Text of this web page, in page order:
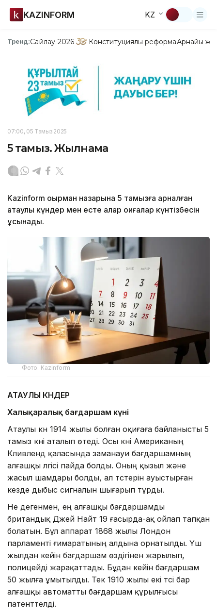
KAZINFORM KZ
Тренд:Сайлау-2026 Конституциялық реформаАрнайы
07:00, 05 Тамыз 2025
5 тамыз. Жылнама
Kazinform оқырман назарына 5 тамызға арналған
атаулы күндер мен есте қалар оқиғалар күнтізбесін
ұсынады.
Фото: Kazinform
АТАУЛЫ КҮНДЕР
Халықаралық бағдаршам күні
Атаулы күн 1914 жылы болған оқиғаға байланысты 5
тамыз күні аталып өтеді. Осы күні Американың
Кливленд қаласында заманауи бағдаршамның
алғашқы үлгісі пайда болды. Оның қызыл және
жасыл шамдары болды, ал түстерін ауыстырған
кезде дыбыс сигналын шығарып тұрды.
Не дегенмен, ең алғашқы бағдаршамды
британдық Джей Найт 19 ғасырда-ақ ойлап тапқан
болатын. Бұл аппарат 1868 жылы Лондон
парламенті ғимаратының алдына орнатылды. Үш
жылдан кейін бағдаршам өздігінен жарылып,
полицейді жарақаттады. Бұдан кейін бағдаршам
50 жылға ұмытылды. Тек 1910 жылы екі түсі бар
алғашқы автоматты бағдаршам құрылғысы
патенттелді.